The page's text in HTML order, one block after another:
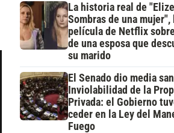
La historia real de
Sombras de una mujer",
película de Netflix
de una esposa que
su marido
El Senado dio media
Inviolabilidad de la
Privada: el Gobierno
ceder en la Ley del
Fuego